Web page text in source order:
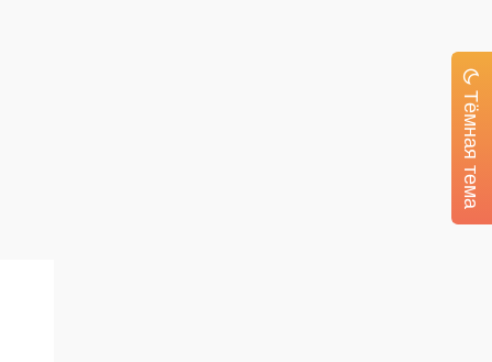
Тёмная тема